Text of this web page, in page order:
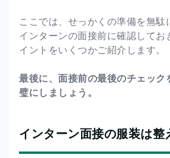
ここでは、せっかくの準備を無駄
インターンの面接前に確認してお
イントをいくつかご紹介します。
最後に、面接前の最後のチェック
璧にしましょう。
インターン面接の服装は整